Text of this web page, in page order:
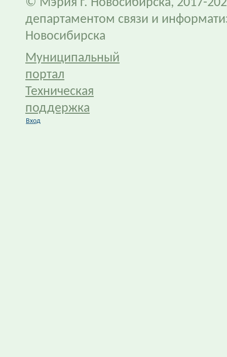
© Мэрия г. Новосибирска, 2017-
департаментом связи и
Новосибирска
Муниципальный
портал
Техническая
поддержка
Вход